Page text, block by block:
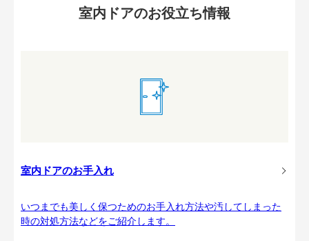
室内ドアのお役立ち情報
室内ドアのお手入れ
いつまでも美しく保つためのお手入れ方法や汚してしまった
時の対処方法などをご紹介します。